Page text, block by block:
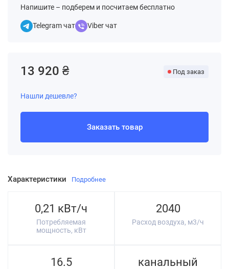
Напишите – подберем и посчитаем бесплатно
Telegram чат Viber чат
Характеристики Подробнее
0,21 кВт/ч
Потребляемая
мощность, кВт
2040
Расход воздуха, м3/ч
16.5 канальный
13 920 ₴ Под заказ
Нашли дешевле?
Заказать товар